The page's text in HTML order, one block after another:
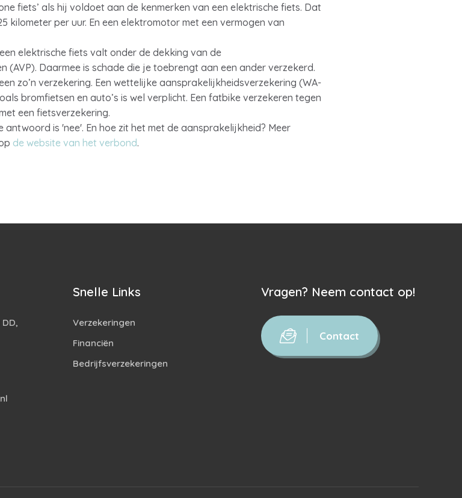
fiets’ als hij voldoet aan de kenmerken van een elektrische fiets. Dat
kilometer per uur. En een elektromotor met een vermogen van
elektrische fiets valt onder de dekking van de
Daarmee is schade die je toebrengt aan een ander verzekerd.
zo’n verzekering. Een wettelijke aansprakelijkheidsverzekering (WA-
bromfietsen en auto’s is wel verplicht. Een fatbike verzekeren tegen
een fietsverzekering.
is 'nee'. En hoe zit het met de aansprakelijkheid? Meer
de website van het verbond.
Snelle Links
Verzekeringen
Financiën
Bedrijfsverzekeringen
Vragen? Neem contact op!
Contact